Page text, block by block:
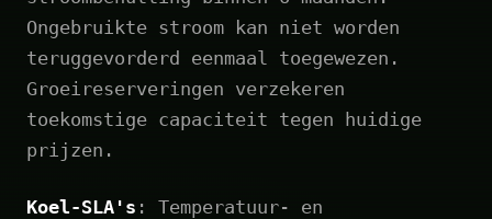
Ongebruikte stroom kan niet worden
teruggevorderd eenmaal toegewezen.
Groeireserveringen verzekeren
toekomstige capaciteit tegen huidige
prijzen.
Koel-SLA's : Temperatuur- en